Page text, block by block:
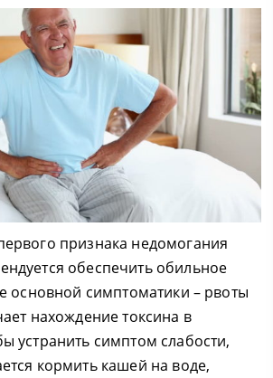
признака недомогания
обеспечить обильное
основной симптоматики – рвоты
нахождение токсина в
устранить симптом слабости,
кормить кашей на воде,